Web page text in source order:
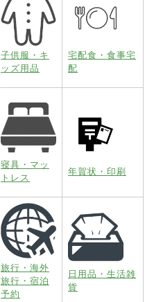
子供服・キ
ッズ用品
宅配食・食事宅
配
寝具・マッ
トレス
年賀状・印刷
旅行・海外
旅行・宿泊
予約
日用品・生活雑
貨